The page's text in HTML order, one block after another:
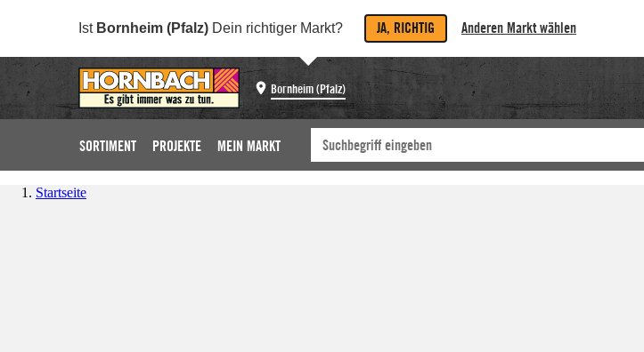
Ist Bornheim (Pfalz) Dein richtiger Markt? JA, RICHTIG Anderen Markt wählen
Bornheim (Pfalz)
SORTIMENT PROJEKTE MEIN MARKT
Startseite